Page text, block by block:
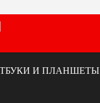
И ПЛАНШЕТЫ